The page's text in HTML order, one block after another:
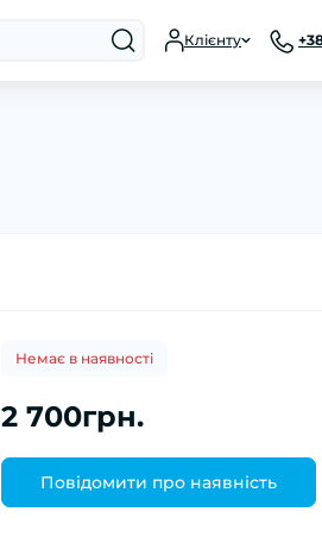
Клієнту
Немає в наявності
2 700грн.
Повідомити про наявність